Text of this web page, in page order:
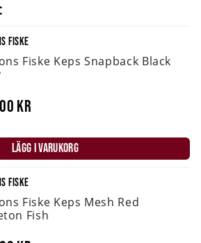
FISKE
Fiske Keps Snapback Black
kr
LÄGG I VARUKORG
FISKE
Fiske Keps Mesh Red
Fish